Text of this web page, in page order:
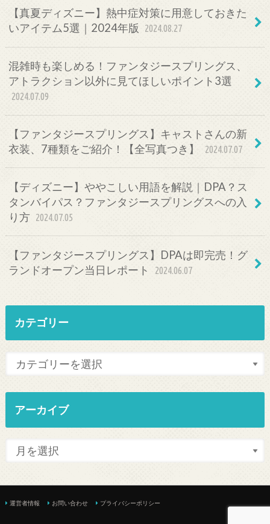
【真夏ディズニー】熱中症対策に用意しておきた
いアイテム5選｜2024年版
2024.08.27
混雑時も楽しめる！ファンタジースプリングス、
アトラクション以外に見てほしいポイント3選
2024.07.09
【ファンタジースプリングス】キャストさんの新
衣装、7種類をご紹介！【全写真つき】
2024.07.07
【ディズニー】ややこしい用語を解説｜DPA？ス
タンバイパス？ファンタジースプリングスへの入
り方 2024.07.05
【ファンタジースプリングス】DPAは即完売！グ
ランドオープン当日レポート
2024.06.07
カテゴリー
アーカイブ
運営者情報 お問い合わせ プライバシーポリシー